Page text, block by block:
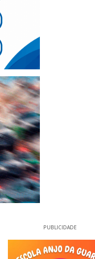
PUBLICIDADE